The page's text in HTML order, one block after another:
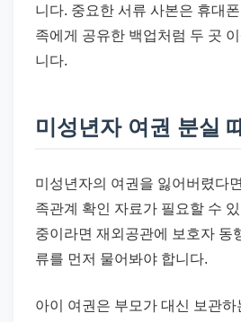
니다. 중요한 서류 사본은 휴대
족에게 공유한 백업처럼 두 곳
니다.
미성년자 여권 분실
미성년자의 여권을 잃어버렸다
족관계 확인 자료가 필요할 수
중이라면 재외공관에 보호자 동
류를 먼저 물어봐야 합니다.
아이 여권은 부모가 대신 보관